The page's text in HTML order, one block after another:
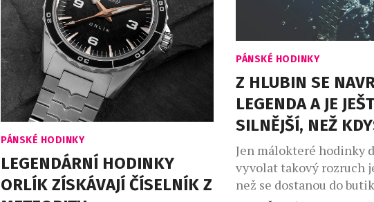
PÁNSKÉ HODINKY
LEGENDÁRNÍ HODINKY
ORLÍK ZÍSKÁVAJÍ ČÍSELNÍK Z
PÁNSKÉ HODINKY
Z HLUBIN SE
LEGENDA A JE
SILNĚJŠÍ, NEŽ
Jen málokteré hodinky
vyvolat takový rozruch
než se dostanou do